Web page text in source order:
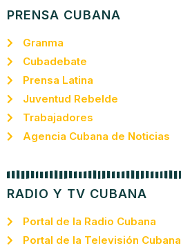
PRENSA CUBANA
Granma
Cubadebate
Prensa Latina
Juventud Rebelde
Trabajadores
Agencia Cubana de Noticias
RADIO Y TV CUBANA
Portal de la Radio Cubana
Portal de la Televisión Cubana